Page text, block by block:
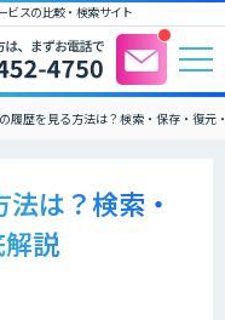
ビスの比較・検索サイト
履歴を見る方法は？検索・保存・復元
は？検索・
説